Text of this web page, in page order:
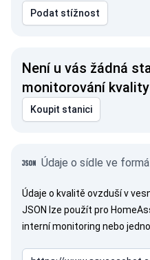
Krym je Ukrajina!
Podat stížnost
Není u vás žádná
monitorování
Koupit stanici
Údaje o sídle ve
Údaje o kvalitě ovzduší v
JSON lze použít pro
interní monitoring nebo